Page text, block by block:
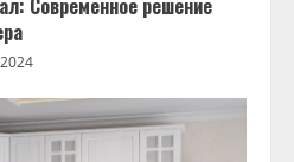
Современное решение